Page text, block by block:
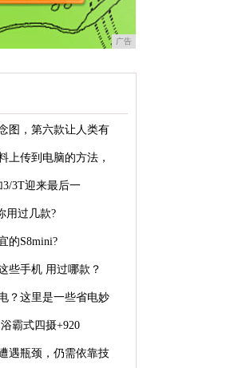
广告
图，第六款让人类有
上传到电脑的方法，
3T迎来最后一
用过几款?
的S8mini?
些手机 用过哪款？
？这里是一些省电妙
霸式四摄+920
遇瓶颈，仍需依靠技